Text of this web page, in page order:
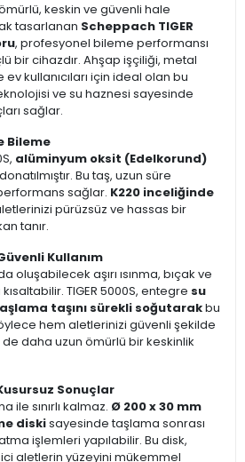
keskin ve güvenli hale
tasarlanan Scheppach TIGER
, profesyonel bileme performansı
bir cihazdır. Ahşap işçiliği, metal
kullanıcıları için ideal olan bu
ve su haznesi sayesinde
sağlar.
Bileme
alüminyum oksit (Edelkorund)
Bu taş, uzun süre
sağlar. K220 inceliğinde
pürüzsüz ve hassas bir
tanır.
Kullanım
oluşabilecek aşırı ısınma, bıçak ve
TIGER 5000S, entegre su
taşını sürekli soğutarakbu
hem aletlerinizi güvenli şekilde
daha uzun ömürlü bir keskinlik
Sonuçlar
ile sınırlı kalmaz. Ø 200 x 30 mm
diskisayesinde taşlama sonrası
işlemleri yapılabilir. Bu disk,
aletlerin yüzeyini mükemmel